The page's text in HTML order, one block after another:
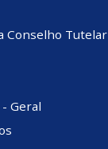
Conselho Tutelar
Geral